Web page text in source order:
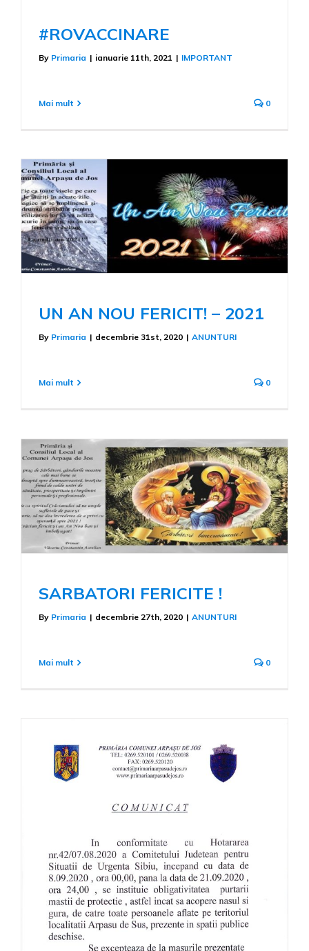
#ROVACCINARE
By Primaria | ianuarie 11th, 2021 | IMPORTANT
Mai mult 0
UN AN NOU FERICIT! – 2021
By Primaria | decembrie 31st, 2020 | ANUNTURI
Mai mult 0
SARBATORI FERICITE !
By Primaria | decembrie 27th, 2020 | ANUNTURI
Mai mult 0